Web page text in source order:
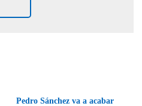
Pedro Sánchez va a acabar